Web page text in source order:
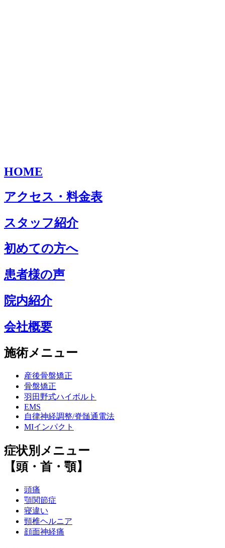
HOME
アクセス・料金表
スタッフ紹介
初めての方へ
患者様の声
院内紹介
会社概要
施術メニュー
産後骨盤矯正
骨盤矯正
羽田野式ハイボルト
EMS
自律神経調整/脊髄通電法
MIインパクト
症状別メニュー
【頭・首・顎】
頭痛
顎関節症
寝違い
頸椎ヘルニア
顔面神経痛